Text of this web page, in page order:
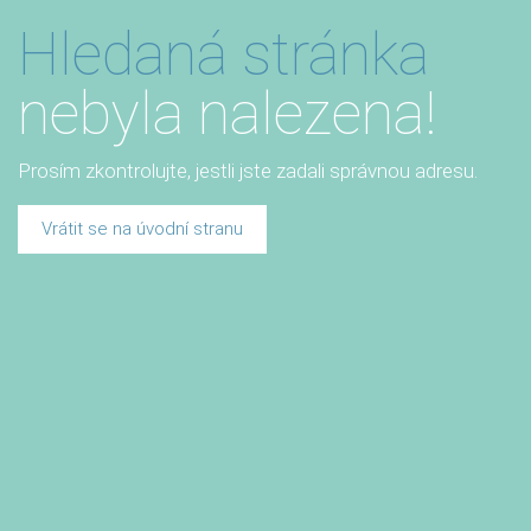
Hledaná stránka
nebyla nalezena!
Prosím zkontrolujte, jestli jste zadali správnou adresu.
Vrátit se na úvodní stranu